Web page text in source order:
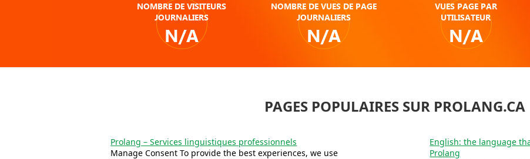
NOMBRE DE VISITEURS
JOURNALIERS
N/A
NOMBRE DE VUES DE PAGE
JOURNALIERS
N/A
VUES PAGE PAR
UTILISATEUR
N/A
PAGES POPULAIRES SUR PROLANG.CA
Prolang – Services linguistiques professionnels
Manage Consent To provide the best experiences, we use
English: the language
Prolang